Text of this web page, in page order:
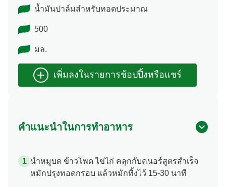
น้ำมันปาล์มสำหรับทอดประมาณ
500
มล.
คำแนะนำในการทำอาหาร
นำหมูบด ข้าวโพด ไข่ไก่ คลุกกับคนอร์สูตรสำเร็จ
หมักปรุงทอดกรอบ แล้วหมักทิ้งไว้ 15-30 นาที